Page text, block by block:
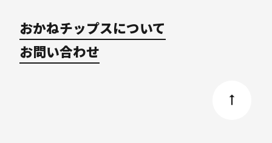
おかねチップスについて
お問い合わせ